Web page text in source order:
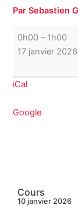
ParSebastien
0h00 – 1h00
17 janvier 2026
iCal
Google
Cours
10 janvier 2026